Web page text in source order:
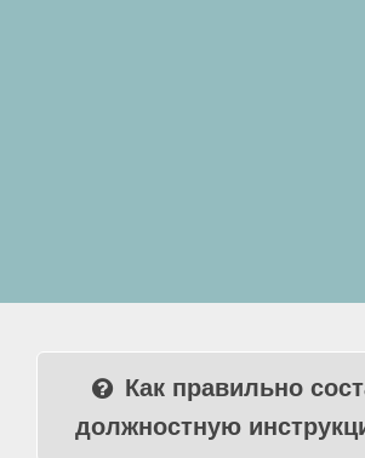
Как правильно
должностную